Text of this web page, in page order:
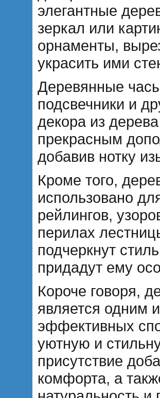
элегантные
зеркал или
орнаменты,
украсить ими
Деревянные
подсвечники и
декора из
прекрасным
добавив нотку
Кроме того,
использовано
рейлингов,
перилах
подчеркнут
придадут ему
Короче говоря,
является одним
эффективных
уютную и
присутствие
комфорта, а